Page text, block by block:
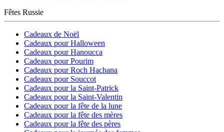
Fêtes Russie
Cadeaux de Noël
Cadeaux pour Halloween
Cadeaux pour Hanoucca
Cadeaux pour Pourim
Cadeaux pour Roch Hachana
Cadeaux pour Souccot
Cadeaux pour la Saint-Patrick
Cadeaux pour la Saint-Valentin
Cadeaux pour la fête de la lune
Cadeaux pour la fête des mères
Cadeaux pour la fête des pères